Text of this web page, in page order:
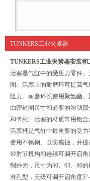
TUNKERS工业夹紧器
TUNKERS工业夹紧器安装和
活塞是气缸中的受压力零件
圈。活塞上的耐磨环可提高
阻力。耐磨环长使用聚氨酯
由密封圈尺寸和必要的滑动
和卡死。活塞的材质常用铝合
活塞杆是气缸中最重要的受
使用不锈钢、以防腐蚀，并提
带肘节机构和连续可调开启
制外壳，尺寸为50、63、80
准孔型，无级可调开启角度